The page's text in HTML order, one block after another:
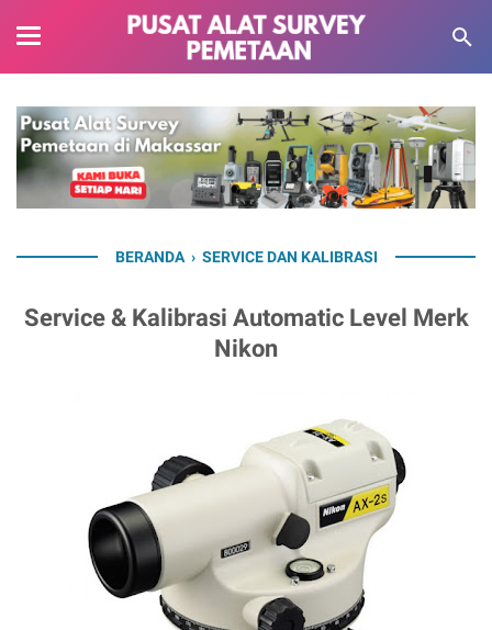
BERANDA › SERVICE DAN KALIBRASI
Service & Kalibrasi Automatic Level Merk
Nikon